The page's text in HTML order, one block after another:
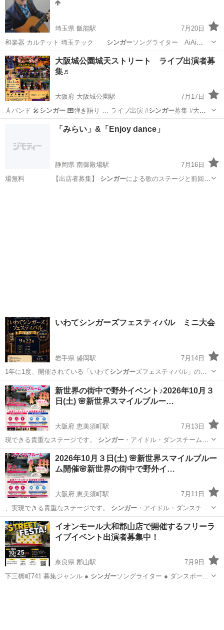
埼玉県 飯能駅
7月20日
和楽器 カルテット 埼玉テック シンガーソングライター AiAi
かのう…
埼玉 飯能市 飯能駅 コンサート/ショー 音楽祭
大阪城公園城天ストリート ライブ出演者募
集♬
大阪府 大阪城公園駅
7月17日
🎸バンド 🎤シンガー🎹弾き語り … ライブ出演 #シンガー募集 #大阪
音…
大阪城公園駅
「みらい」&「Enjoy dance」
静岡県 南御殿場駅
7月16日
場無料 【出店者募集】 シンガーによる歌のステージと前回も
いわてシンガーズフェスティバル ミニ大会
岩手県 盛岡駅
7月14日
1年に1度、開催されている「いわてシンガーズフェスティバル」のミ
ニ大会‼️ …
岩手 盛岡市 盛岡駅 その他 大会
新世界の街中で野外イベント♪2026年10月３
日(土) 🌸新世界スマイルブルー…
大阪府 恵美須町駅
7月13日
現できる貴重なステージです。 シンガー・アイドル・ダンスチーム
（ジャンルは…
大阪 大阪市 恵美須町駅 地域/お祭り
2026年10月３日(土) 🌸新世界スマイルブルー
ム開催🌸新世界の街中で野外イ…
大阪府 恵美須町駅
7月11日
、実現できる貴重なステージです。 シンガー・アイドル・ダンスチー
ム（ジャンルは…
大阪 大阪市 コンサート/ショー
イオンモール大和郡山店で開催するフリーラ
イブイベント出演者募集中！
奈良県 郡山駅
7月9日
下三橋町741 募集ジャンル ● シンガーソングライター ● ダンスボーカ